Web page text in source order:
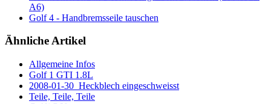
A6)
Golf 4 - Handbremsseile tauschen
Ähnliche Artikel
Allgemeine Infos
Golf 1 GTI 1.8L
2008-01-30_Heckblech eingeschweisst
Teile, Teile, Teile